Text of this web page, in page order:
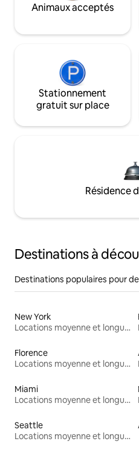
Animaux acceptés
Stationnement
gratuit sur place
Résidence
Destinations à
Destinations populaires pour
New York
Locations moyenne et longue durée
Florence
Locations moyenne et longue durée
Miami
Locations moyenne et longue durée
Seattle
Locations moyenne et longue durée